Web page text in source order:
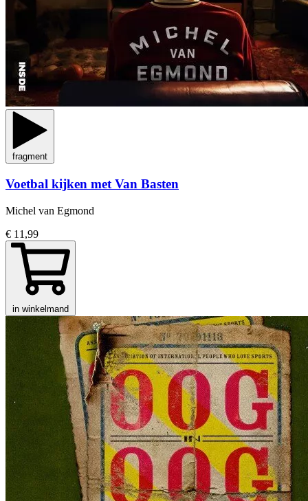
fragment
Voetbal kijken met Van Basten
Michel van Egmond
€ 11,99
in winkelmand